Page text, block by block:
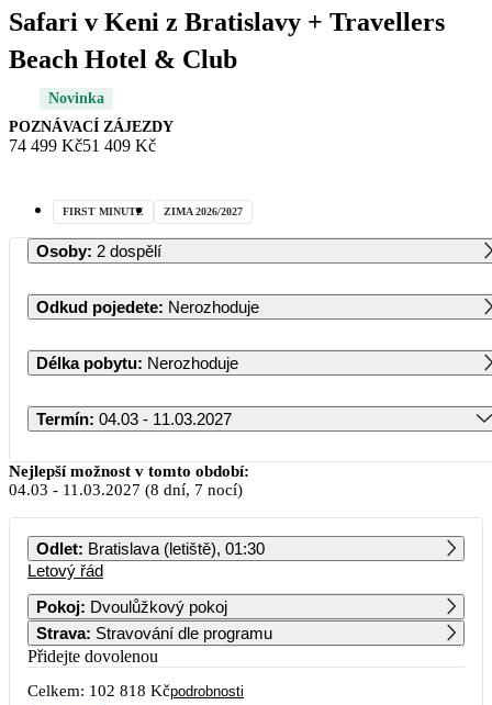
Safari v Keni z Bratislavy + Travellers
Beach Hotel & Club
Novinka
POZNÁVACÍ ZÁJEZDY
74 499 Kč51 409 Kč
FIRST MINUTE ZIMA 2026/2027
Osoby: 2 dospělí
Odkud pojedete: Nerozhoduje
Délka pobytu: Nerozhoduje
Termín: 04.03 - 11.03.2027
Březen 2027
PO ÚT ST ČT PÁ SO NE
51 409
8 9 10 11
15 16 17
Nejlepší možnost v tomto období:
04.03 - 11.03.2027 (8 dní, 7 nocí)
Odlet: Bratislava (letiště), 01:30
Letový řád
Pokoj: Dvoulůžkový pokoj
Strava: Stravování dle programu
Přidejte dovolenou
Celkem: 102 818 Kčpodrobnosti